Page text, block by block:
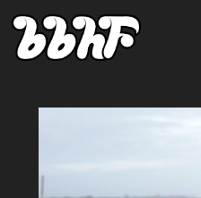
VIDEO